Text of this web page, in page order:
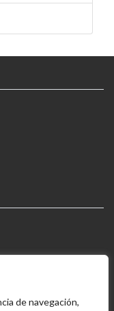
de navegación,